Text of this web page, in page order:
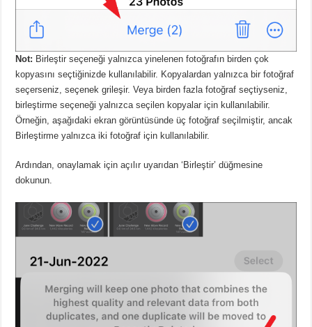
Not: Birleştir seçeneği yalnızca yinelenen fotoğrafın birden çok
kopyasını seçtiğinizde kullanılabilir. Kopyalardan yalnızca bir fotoğraf
seçerseniz, seçenek grileşir.Veya birden fazla fotoğraf seçtiyseniz,
birleştirme seçeneği yalnızca seçilen kopyalar için kullanılabilir.
Örneğin, aşağıdaki ekran görüntüsünde üç fotoğraf seçilmiştir, ancak
Birleştirme yalnızca iki fotoğraf için kullanılabilir.
Ardından, onaylamak için açılır uyarıdan ‘Birleştir’ düğmesine
dokunun.